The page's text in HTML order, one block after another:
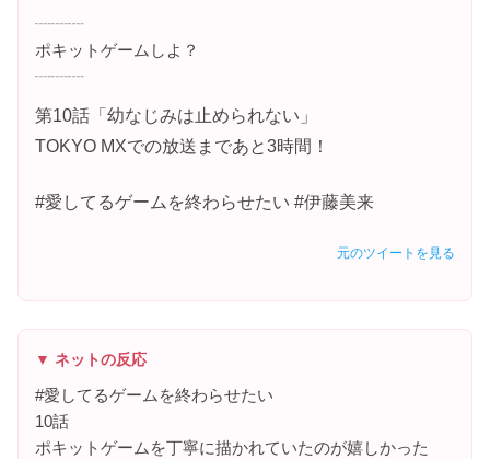
┈┈┈
ポキットゲームしよ？
┈┈┈
第10話「幼なじみは止められない」
TOKYO MXでの放送まであと3時間！
#愛してるゲームを終わらせたい #伊藤美来
元のツイートを見る
▼ ネットの反応
#愛してるゲームを終わらせたい
10話
ポキットゲームを丁寧に描かれていたのが嬉しかった